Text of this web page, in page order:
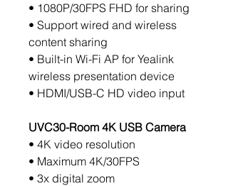
• 1080P/30FPS FHD for sharing
• Support wired and wireless
content sharing
• Built-in Wi-Fi AP for Yealink
wireless presentation device
• HDMI/USB-C HD video input
UVC30-Room 4K USB Camera
• 4K video resolution
• Maximum 4K/30FPS
• 3x digital zoom